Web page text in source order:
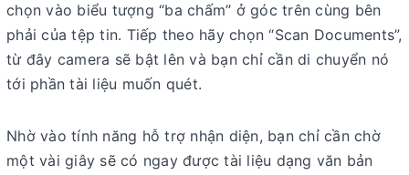
chọn vào biểu tượng “ba chấm” ở góc trên cùng bên
phải của tệp tin. Tiếp theo hãy chọn “Scan Documents”,
từ đây camera sẽ bật lên và bạn chỉ cần di chuyển nó
tới phần tài liệu muốn quét.
Nhờ vào tính năng hỗ trợ nhận diện, bạn chỉ cần chờ
một vài giây sẽ có ngay được tài liệu dạng văn bản